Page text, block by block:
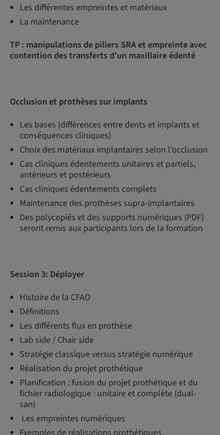
Les différentes empreintes et matériaux
La maintenance
TP : manipulations de piliers SRA et empreinte avec
contention des transferts d’un maxillaire édenté
Occlusion et prothèses sur implants
Les bases (différences entre dents et implants et
conséquences cliniques)
Choix des matériaux implantaires selon l’occlusion
Cas cliniques édentements unitaires et partiels,
antérieurs et postérieurs
Cas cliniques édentements complets
Maintenance des prothèses supra-implantaires
Des polycopiés et des supports numériques (PDF)
seront remis aux participants lors de la formation
Session 3: Déployer
Histoire de la CFAO
Définitions
Les différents flux en prothèse
Lab side / Chair side
Stratégie classique versus stratégie numérique
Réalisation du projet prothétique
Planification : fusion du projet prothétique et du
fichier radiologique : unitaire et complète (dual-
san)
Les empreintes numériques